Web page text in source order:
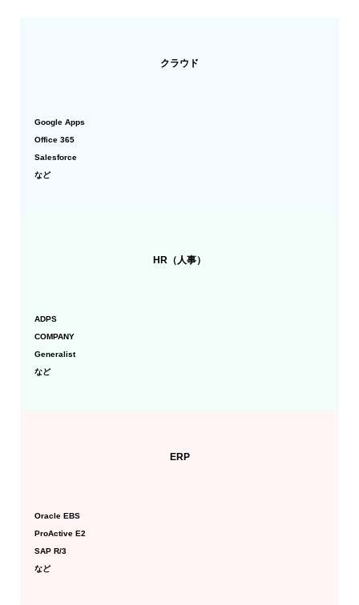
クラウド
Google Apps
Office 365
Salesforce
など
HR（人事）
ADPS
COMPANY
Generalist
など
ERP
Oracle EBS
ProActive E2
SAP R/3
など